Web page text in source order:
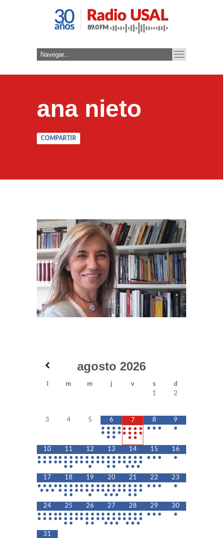
ana nieto
COMPARTIR
agosto 2026
m m j v s
d
1
2
3 4 5
6
• • • •
• • • •
• •
7
• • • •
• • • •
• •
8
• • •
9
•
10
• • • •
• • • •
11
• • • •
• • • •
• •
12
• • • •
• • • •
•
13
• • • •
• • • •
• •
14
• • • •
• • • •
• • •
15
• • •
16
•
17
• • • •
• • •
18
• • • •
• • • •
• •
19
• • • •
• • • •
•
20
• • • •
• • • •
• • •
21
• • • •
• • • •
• •
22
• • •
23
•
24
• • • •
• • • •
25
• • • •
• • • •
• •
26
• • • •
• • • •
• •
27
• • • •
• • • •
• • •
28
• • • •
• • • •
• • •
29
• • •
30
•
31